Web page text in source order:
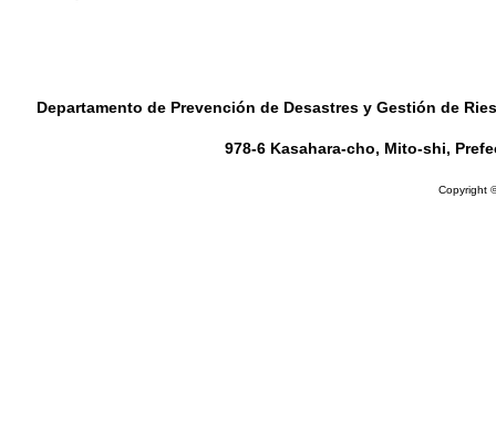
Departamento de Prevención de Desastres y Gestión de
978-6 Kasahara-cho, Mito-shi,
Copyright